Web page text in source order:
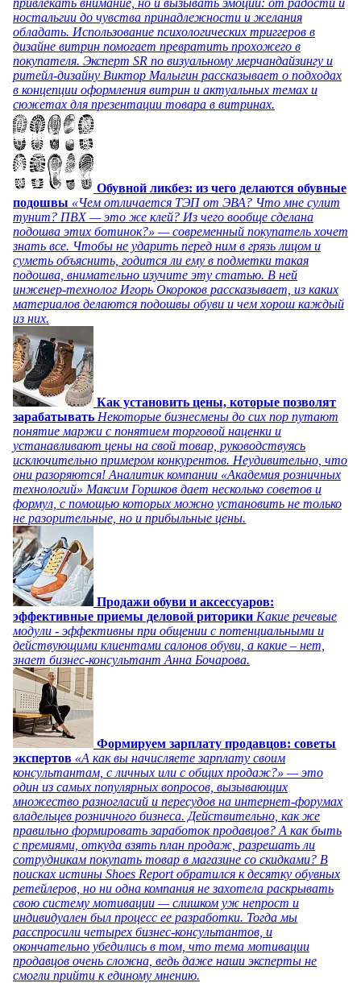
привлекать внимание, но и вызывать эмоции: от радости и
ностальгии до чувства принадлежности и желания
обладать. Использование психологических триггеров в
дизайне витрин помогает превратить прохожего в
покупателя. Эксперт SR по визуальному мерчандайзингу и
ритейл-дизайну Виктор Малыгин рассказывает о подходах
в концепции оформления витрин и актуальных темах и
сюжетах для презентации товара в витринах.
Обувной ликбез: из чего делаются обувные
подошвы «Чем отличается ТЭП от ЭВА? Что мне сулит
тунит? ПВХ — это же клей? Из чего вообще сделана
подошва этих ботинок?» — современный покупатель хочет
знать все. Чтобы не ударить перед ним в грязь лицом и
суметь объяснить, годится ли ему в подметки такая
подошва, внимательно изучите эту статью. В ней
инженер-технолог Игорь Окороков рассказывает, из каких
материалов делаются подошвы обуви и чем хорош каждый
из них.
Как установить цены, которые позволят
зарабатывать Некоторые бизнесмены до сих пор путают
понятие маржи с понятием торговой наценки и
устанавливают цены на свой товар, руководствуясь
исключительно примером конкурентов. Неудивительно, что
они разоряются! Аналитик компании «Академия розничных
технологий» Максим Горшков дает несколько советов и
формул, с помощью которых можно установить не только
не разорительные, но и прибыльные цены.
Продажи обуви и аксессуаров:
эффективные приемы деловой риторики Какие речевые
модули - эффективны при общении с потенциальными и
действующими клиентами салонов обуви, а какие – нет,
знает бизнес-консультант Анна Бочарова.
Формируем зарплату продавцов: советы
экспертов «А как вы начисляете зарплату своим
консультантам, с личных или с общих продаж?» — это
один из самых популярных вопросов, вызывающих
множество разногласий и пересудов на интернет-форумах
владельцев розничного бизнеса. Действительно, как же
правильно формировать заработок продавцов? А как быть
с премиями, откуда взять план продаж, разрешать ли
сотрудникам покупать товар в магазине со скидками? В
поисках истины Shoes Report обратился к десятку обувных
ретейлеров, но ни одна компания не захотела раскрывать
свою систему мотивации — слишком уж непрост и
индивидуален был процесс ее разработки. Тогда мы
расспросили четырех бизнес-консультантов, и
окончательно убедились в том, что тема мотивации
продавцов очень сложна, ведь даже наши эксперты не
смогли прийти к единому мнению.